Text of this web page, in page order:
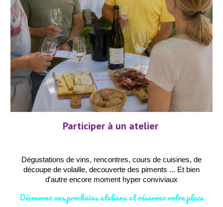
Participer à un atelier
Dégustations de vins, rencontres, cours de cuisines, de
découpe de volaille, decouverte des piments ... Et bien
d'autre encore moment hyper conviviaux
Découvrez nos prochains ateliers et réservez votre place